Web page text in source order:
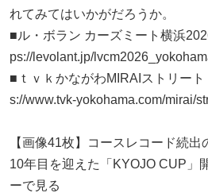
れてみてはいかがだろうか。
■ル・ボラン カーズミート横浜
ps://levolant.jp/
■ｔｖｋかながわMIRAIストリー
s://www.tvk-yokohama.com/mirai/
【画像41枚】コースレコード続出
10年目を迎えた「KYOJO CUP」
ーで見る